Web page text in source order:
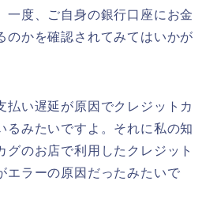
一度、ご自身の銀行口座にお金
のかを確認されてみてはいかが
払い遅延が原因でクレジットカ
るみたいですよ。それに私の知
グのお店で利用したクレジット
エラーの原因だったみたいで